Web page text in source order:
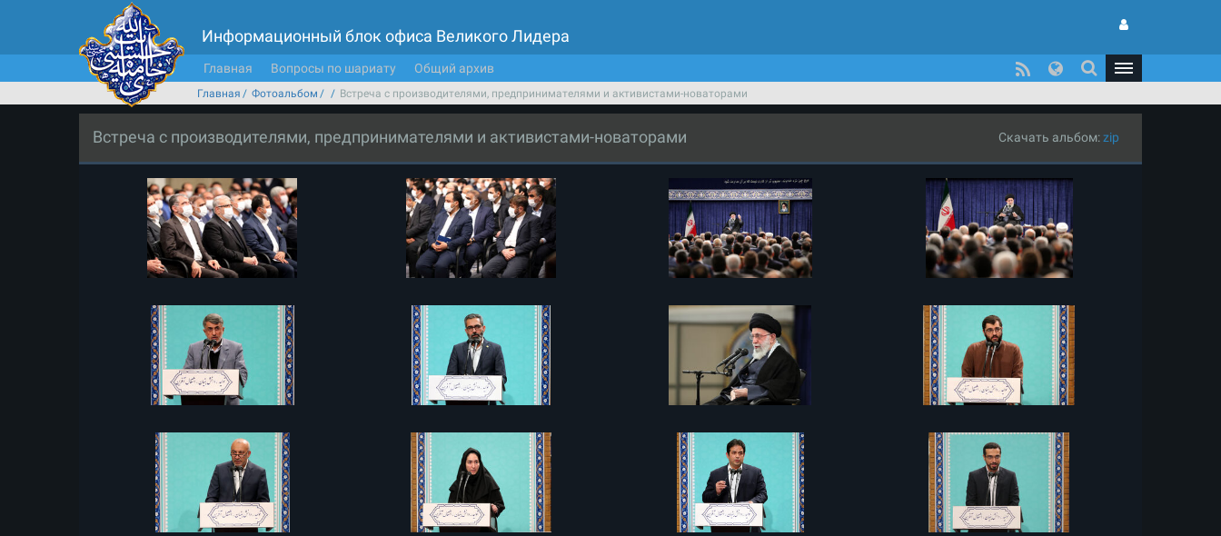
Информационный блок офиса Великого Лидера
Главная Вопросы по шариату Общий архив
Главная Фотоальбом Встреча с производителями, предпринимателями и активистами-новаторами
Встреча с производителями, предпринимателями и активистами-новаторами Скачать альбом:zip